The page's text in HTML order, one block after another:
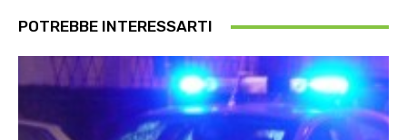
POTREBBE INTERESSARTI